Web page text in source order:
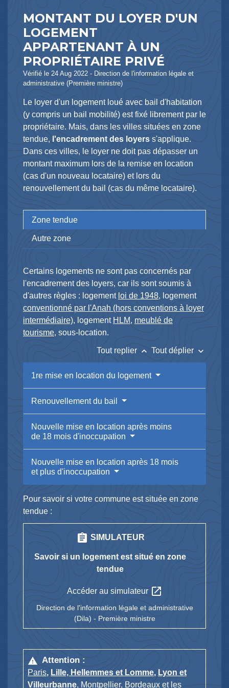
MONTANT DU LOYER D'UN
LOGEMENT
APPARTENANT À UN
PROPRIÉTAIRE PRIVÉ
Vérifié le 24 Aug 2022 - Direction de l'information légale et
administrative (Première ministre)
Le loyer d'un logement loué avec bail d'habitation
(y compris un bail mobilité) est fixé librement par le
propriétaire. Mais, dans les villes situées en zone
tendue, l'encadrement des loyers s'applique.
Dans ces villes, le loyer ne doit pas dépasser un
montant maximum lors de la remise en location
(cas d'un nouveau locataire) et lors du
renouvellement du bail (cas du même locataire).
Zone tendue
Autre zone
Certains logements ne sont pas concernés par
l'encadrement des loyers, car ils sont soumis à
d'autres règles : logement loi de 1948, logement
conventionné par l'Anah (hors conventions à loyer
intermédiaire), logement HLM,meublé de
tourisme, sous-location.
Tout replier keyboard_arrow_up Tout déplier keyboard_arrow_down
1re mise en location du logement
Renouvellement du bail
Nouvelle mise en location après moins
de 18 mois d'inoccupation
Nouvelle mise en location après 18 mois
et plus d'inoccupation
Pour savoir si votre commune est située en zone
tendue :
assignment SIMULATEUR
Savoir si un logement est situé en zone
tendue
Accéder au simulateur open_in_new
Direction de l'information légale et administrative
(Dila) - Première ministre
warning Attention :
Paris, Lille, Hellemmes et Lomme,Lyon et
Villeurbanne, Montpellier, Bordeaux et les